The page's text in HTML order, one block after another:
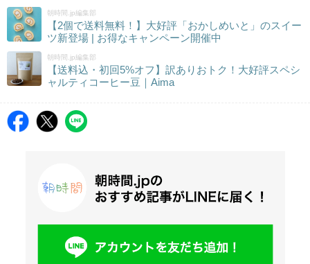
朝時間.jp編集部
【2個で送料無料！】大好評「おかしめいと」のスイー
ツ新登場 | お得なキャンペーン開催中
朝時間.jp編集部
【送料込・初回5%オフ】訳ありおトク！大好評スペシ
ャルティコーヒー豆｜Aima